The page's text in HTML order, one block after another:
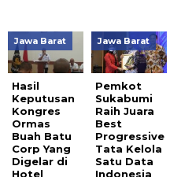
Jawa Barat
Hasil
Keputusan
Kongres
Ormas
Buah Batu
Corp Yang
Digelar di
Hotel
Jawa Barat
Pemkot
Sukabumi
Raih Juara
Best
Progressive
Tata Kelola
Satu Data
Indonesia